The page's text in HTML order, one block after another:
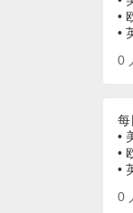
•
•
0
每
•
•
•
0